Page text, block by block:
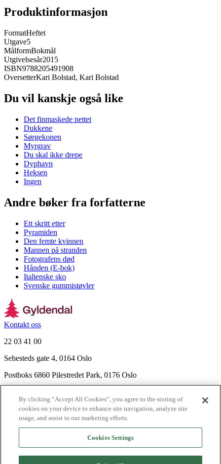
Produktinformasjon
FormatHeftet
Utgave5
MålformBokmål
Utgivelsesår2015
ISBN9788205491908
OversetterKari Bolstad, Kari Bolstad
Du vil kanskje også like
Det finmaskede nettet
Dukkene
Sørgekonen
Myrgrav
Du skal ikke drepe
Dyphavn
Heksen
Ingen
Andre bøker fra forfatterne
Ett skritt etter
Pyramiden
Den femte kvinnen
Mannen på stranden
Fotografens død
Hånden (E-bok)
Italienske sko
Svenske gummistøvler
Kontakt oss
22 03 41 00
Sehesteds gate 4, 0164 Oslo
Postboks 6860 Pilestredet Park, 0176 Oslo
Nyhetsbrev
Ledige stillinger
Send inn manus
By clicking “Accept All Cookies”, you agree to the storing of
cookies on your device to enhance site navigation, analyze site
usage, and assist in our marketing efforts.
Cookies Settings